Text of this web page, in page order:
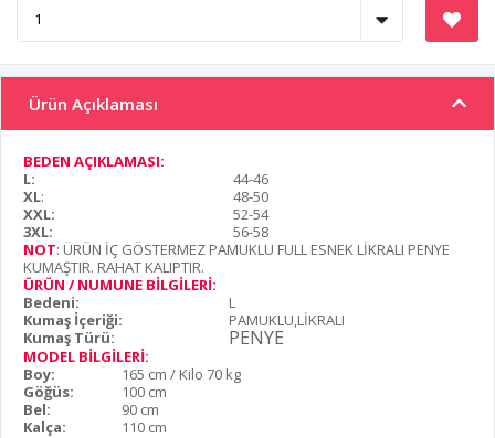
Ürün Açıklaması
BEDEN AÇIKLAMASI:
L:
44-46
XL:
48-50
XXL:
52-54
3XL:
56-58
NOT: ÜRÜN İÇ GÖSTERMEZ PAMUKLU FULL ESNEK LİKRALI PENYE
KUMAŞTIR. RAHAT KALIPTIR.
ÜRÜN / NUMUNE BİLGİLERİ:
Bedeni:
L
Kumaş İçeriği:
PAMUKLU,LİKRALI
Kumaş Türü:
PENYE
MODEL BİLGİLERİ:
Boy:
165 cm / Kilo 70 kg
Göğüs:
100 cm
Bel:
90 cm
Kalça:
110 cm